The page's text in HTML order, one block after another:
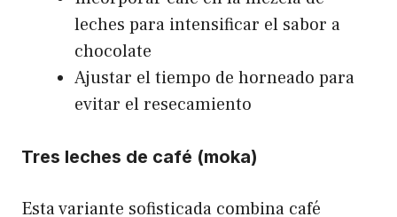
leches para intensificar el sabor a
chocolate
Ajustar el tiempo de horneado para
evitar el resecamiento
Tres leches de café (moka)
Esta variante sofisticada combina café